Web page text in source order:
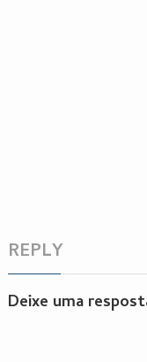
REPLY
Deixe uma